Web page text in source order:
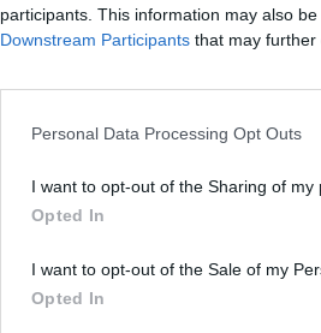
participants. This information may also
Downstream Participants that may further
Personal Data Processing Opt Outs
I want to opt-out of the Sharing of my
Opted In
I want to opt-out of the Sale of my
Opted In